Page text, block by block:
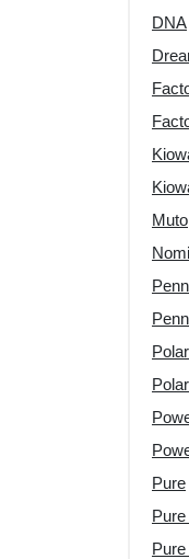
DNA
Muto
Pure